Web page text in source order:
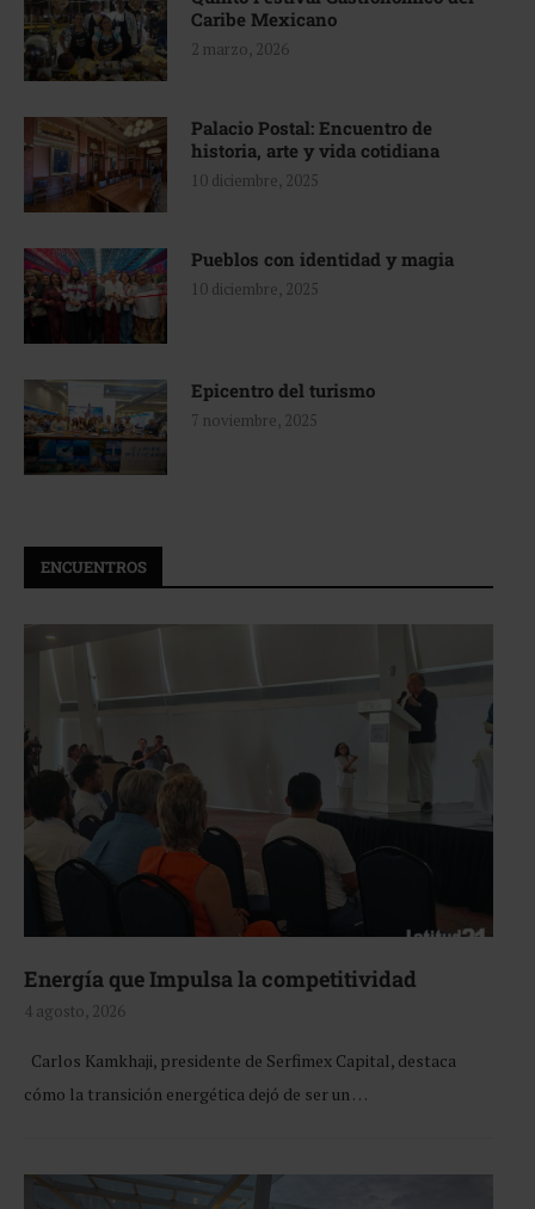
Caribe Mexicano
2 marzo, 2026
Palacio Postal: Encuentro de
historia, arte y vida cotidiana
10 diciembre, 2025
Pueblos con identidad y magia
10 diciembre, 2025
Epicentro del turismo
7 noviembre, 2025
ENCUENTROS
Energía que Impulsa la competitividad
4 agosto, 2026
Carlos Kamkhaji, presidente de Serfimex Capital, destaca
cómo la transición energética dejó de ser un …